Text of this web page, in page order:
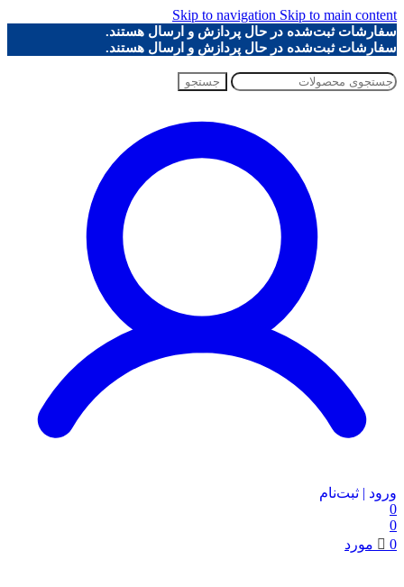
Skip to navigation Skip to main content
سفارشات ثبت‌شده در حال پردازش و ارسال هستند.
سفارشات ثبت‌شده در حال پردازش و ارسال هستند.
جستجو
ورود | ثبت‌نام
0
0
0
مورد